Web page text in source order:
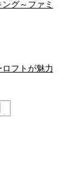
グ～ファミ
フトが魅力